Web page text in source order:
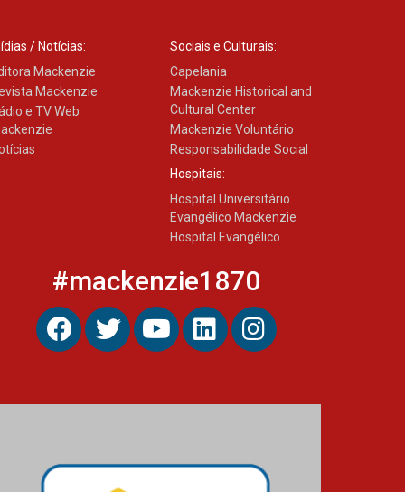
/ Notícias:
Mackenzie
Mackenzie
e TV Web
Sociais e Culturais:
Capelania
Mackenzie Historical and
Cultural Center
Mackenzie Voluntário
Responsabilidade Social
Hospitais:
Hospital Universitário
Evangélico Mackenzie
Hospital Evangélico
#mackenzie1870